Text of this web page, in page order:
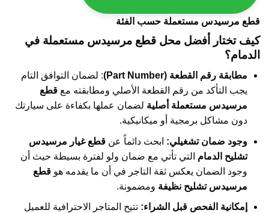
قطع مرسيدس مستعملة حسب الفئة
كيف تختار أفضل محل قطع مرسيدس مستعملة في
الدمام؟
مطابقة رقم القطعة (Part Number)
: لضمان التوافق التام
يجب التأكد من رقم القطعة الأصلي ومطابقته مع قطع
مرسيدس مستعملة أصلية لضمان عملها بكفاءة على سيارتك
دون مشاكل برمجية أو ميكانيكية.
وجود ضمان تشغيلي: ابحث دائماً عن قطع غيار مرسيدس
تشليح الدمام التي تأتي مع ضمان ولو لفترة بسيطة حيث أن
وجود الضمان يعكس ثقة التاجر في أن ما يقدمه هو قطع
مرسيدس تشليح نظيفة ومضمونة.
إمكانية الفحص قبل الشراء: تتيح المتاجر الاحترافية للعميل